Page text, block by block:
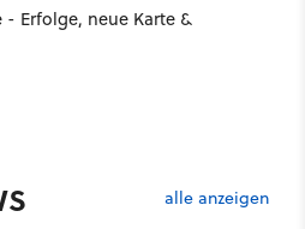
- Erfolge, neue Karte &
alle anzeigen